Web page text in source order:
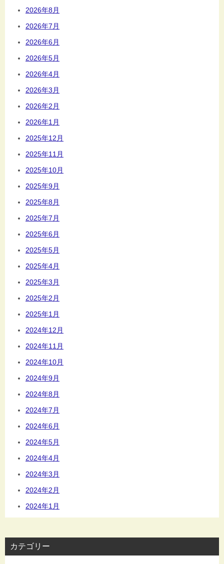
2026年8月
2026年7月
2026年6月
2026年5月
2026年4月
2026年3月
2026年2月
2026年1月
2025年12月
2025年11月
2025年10月
2025年9月
2025年8月
2025年7月
2025年6月
2025年5月
2025年4月
2025年3月
2025年2月
2025年1月
2024年12月
2024年11月
2024年10月
2024年9月
2024年8月
2024年7月
2024年6月
2024年5月
2024年4月
2024年3月
2024年2月
2024年1月
カテゴリー